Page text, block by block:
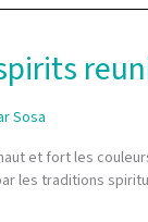
Sosa
et fort les
les traditions